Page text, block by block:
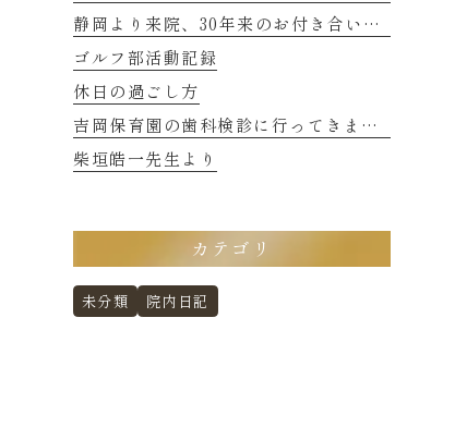
静岡より来院、30年来のお付き合いの患者さまのお話し 2
ゴルフ部活動記録
休日の過ごし方
吉岡保育園の歯科検診に行ってきました
柴垣皓一先生より
カテゴリ
未分類 院内日記